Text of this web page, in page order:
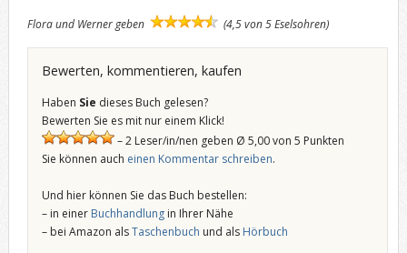
Flora und Werner geben (4,5 von 5 Eselsohren)
Bewerten, kommentieren, kaufen
Haben Sie dieses Buch gelesen?
Bewerten Sie es mit nur einem Klick!
– 2 Leser/in/nen geben Ø 5,00 von 5 Punkten
Sie können auch einen Kommentar schreiben.
Und hier können Sie das Buch bestellen:
– in einer Buchhandlungin Ihrer Nähe
– bei Amazon alsTaschenbuch und als Hörbuch